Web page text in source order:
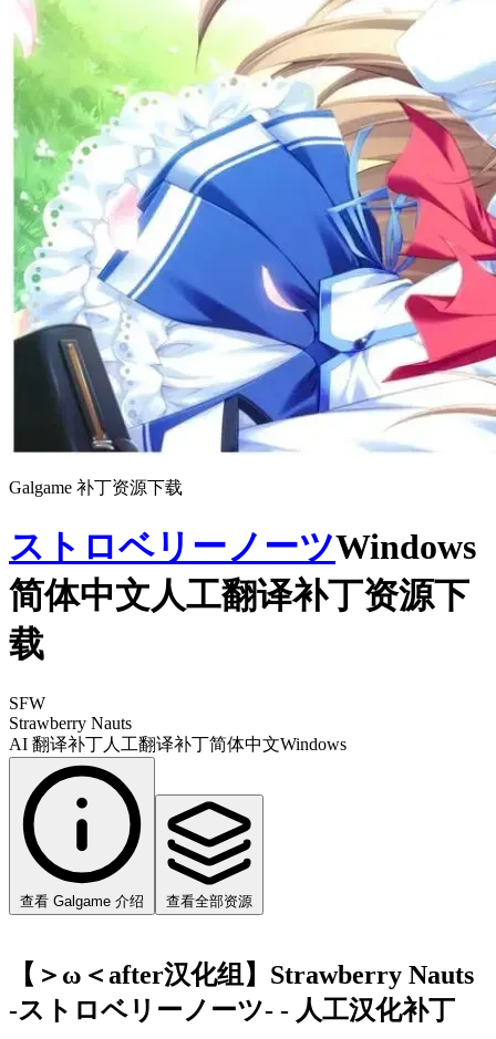
Galgame 补丁资源下载
ストロベリーノーツWindows
简体中文人工翻译补丁资源下
载
SFW
Strawberry Nauts
AI 翻译补丁人工翻译补丁简体中文Windows
查看 Galgame 介绍 查看全部资源
【＞ω＜after汉化组】Strawberry Nauts
-ストロベリーノーツ- - 人工汉化补丁